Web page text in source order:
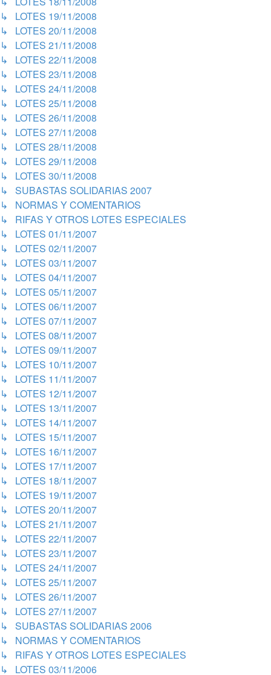
↳ LOTES 19/11/2008
↳ LOTES 20/11/2008
↳ LOTES 21/11/2008
↳ LOTES 22/11/2008
↳ LOTES 23/11/2008
↳ LOTES 24/11/2008
↳ LOTES 25/11/2008
↳ LOTES 26/11/2008
↳ LOTES 27/11/2008
↳ LOTES 28/11/2008
↳ LOTES 29/11/2008
↳ LOTES 30/11/2008
↳ SUBASTAS SOLIDARIAS 2007
↳ NORMAS Y COMENTARIOS
↳ RIFAS Y OTROS LOTES ESPECIALES
↳ LOTES 01/11/2007
↳ LOTES 02/11/2007
↳ LOTES 03/11/2007
↳ LOTES 04/11/2007
↳ LOTES 05/11/2007
↳ LOTES 06/11/2007
↳ LOTES 07/11/2007
↳ LOTES 08/11/2007
↳ LOTES 09/11/2007
↳ LOTES 10/11/2007
↳ LOTES 11/11/2007
↳ LOTES 12/11/2007
↳ LOTES 13/11/2007
↳ LOTES 14/11/2007
↳ LOTES 15/11/2007
↳ LOTES 16/11/2007
↳ LOTES 17/11/2007
↳ LOTES 18/11/2007
↳ LOTES 19/11/2007
↳ LOTES 20/11/2007
↳ LOTES 21/11/2007
↳ LOTES 22/11/2007
↳ LOTES 23/11/2007
↳ LOTES 24/11/2007
↳ LOTES 25/11/2007
↳ LOTES 26/11/2007
↳ LOTES 27/11/2007
↳ SUBASTAS SOLIDARIAS 2006
↳ NORMAS Y COMENTARIOS
↳ RIFAS Y OTROS LOTES ESPECIALES
↳ LOTES 03/11/2006